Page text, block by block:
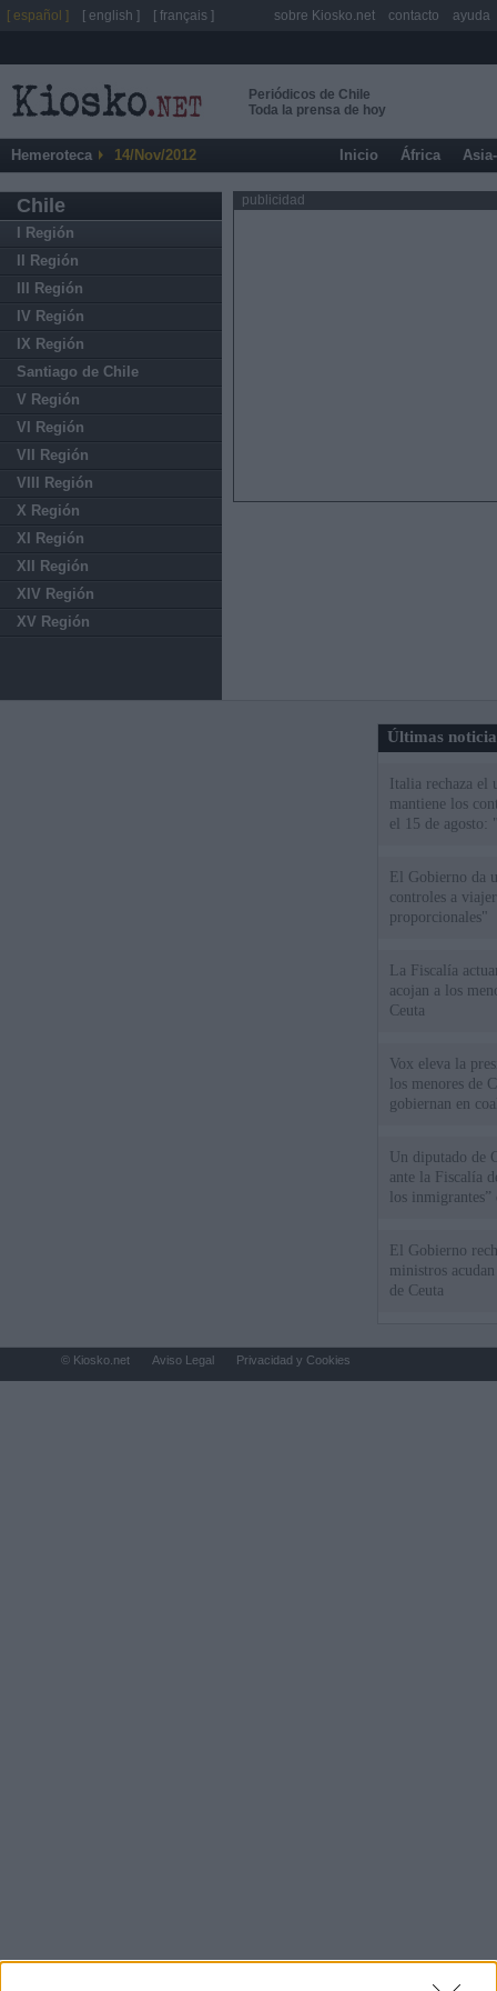
Periódicos de Chile
Toda la prensa de hoy
Hemeroteca 14/Nov/2012 Inicio África
Chile
I Región
II Región
III Región
IV Región
IX Región
Santiago de Chile
V Región
VI Región
VII Región
VIII Región
X Región
XI Región
XII Región
XIV Región
XV Región
publicidad
Últimas
Italia rechaza
mantiene los
el 15 de agosto:
El Gobierno da
controles a
proporcionales"
La Fiscalía
acojan a los
Ceuta
Vox eleva la
los menores de
gobiernan en
Un diputado de
ante la Fiscalía
los inmigrantes”
El Gobierno
ministros
de Ceuta
[ español ] [ english ] [ français ] sobre Kiosko.net contacto ayuda
© Kiosko.net Aviso Legal Privacidad y Cookies